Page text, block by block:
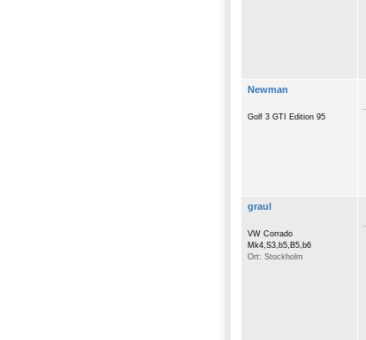
Newman
Golf 3 GTI Edition 95
graul
VW Corrado
Mk4,S3,b5,B5,b6
Ort: Stockholm